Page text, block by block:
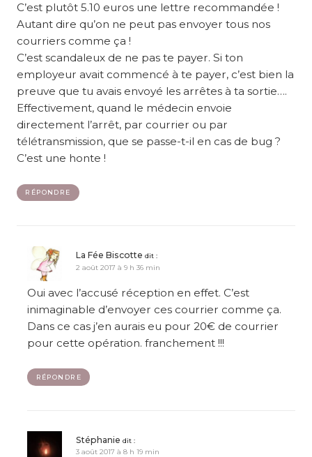
C’est plutôt 5.10 euros une lettre recommandée !
Autant dire qu’on ne peut pas envoyer tous nos
courriers comme ça !
C’est scandaleux de ne pas te payer. Si ton
employeur avait commencé à te payer, c’est bien la
preuve que tu avais envoyé les arrêtes à ta sortie….
Effectivement, quand le médecin envoie
directement l’arrêt, par courrier ou par
télétransmission, que se passe-t-il en cas de bug ?
C’est une honte !
RÉPONDRE
La Fée Biscotte dit :
2 août 2017 à 9 h 36 min
Oui avec l’accusé réception en effet. C’est
inimaginable d’envoyer ces courrier comme ça.
Dans ce cas j’en aurais eu pour 20€ de courrier
pour cette opération. franchement !!!
RÉPONDRE
Stéphanie dit :
3 août 2017 à 8 h 19 min